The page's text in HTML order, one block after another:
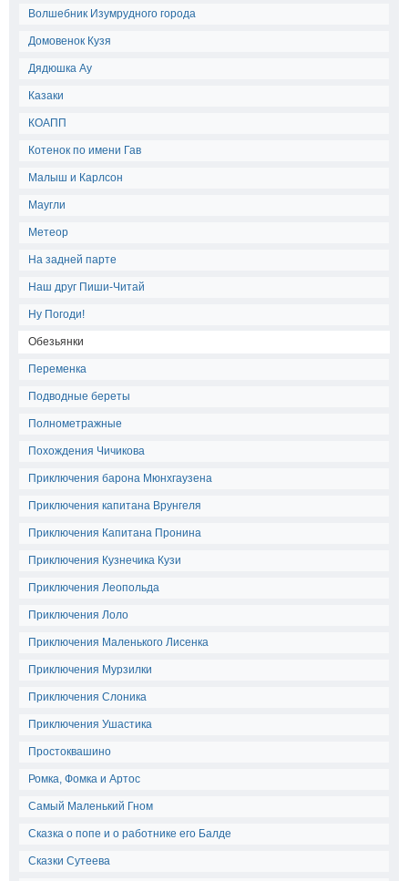
Волшебник Изумрудного города
Домовенок Кузя
Дядюшка Ау
Казаки
КОАПП
Котенок по имени Гав
Малыш и Карлсон
Маугли
Метеор
На задней парте
Наш друг Пиши-Читай
Ну Погоди!
Обезьянки
Переменка
Подводные береты
Полнометражные
Похождения Чичикова
Приключения барона Мюнхгаузена
Приключения капитана Врунгеля
Приключения Капитана Пронина
Приключения Кузнечика Кузи
Приключения Леопольда
Приключения Лоло
Приключения Маленького Лисенка
Приключения Мурзилки
Приключения Слоника
Приключения Ушастика
Простоквашино
Ромка, Фомка и Артос
Самый Маленький Гном
Сказка о попе и о работнике его Балде
Сказки Сутеева